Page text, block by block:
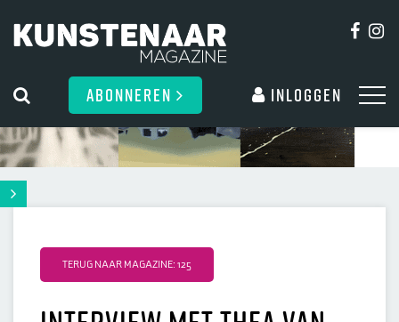
ABONNEREN Inloggen
TERUG NAAR MAGAZINE: 125